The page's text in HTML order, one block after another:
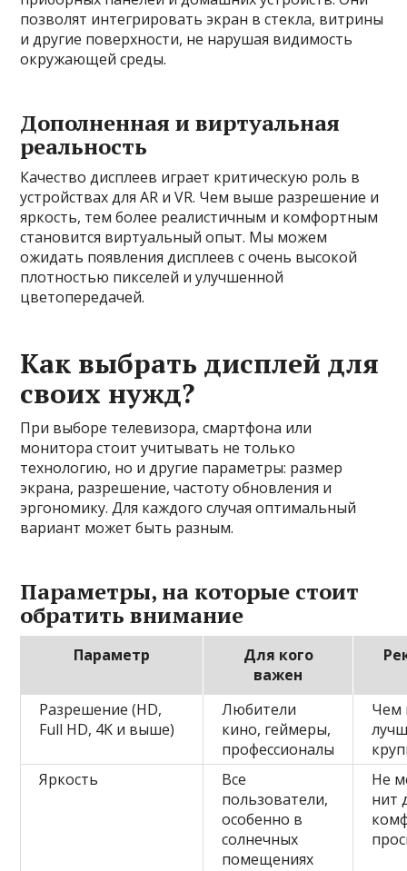
позволят интегрировать экран в стекла, витрины
и другие поверхности, не нарушая видимость
окружающей среды.
Дополненная и виртуальная
реальность
Качество дисплеев играет критическую роль в
устройствах для AR и VR. Чем выше разрешение и
яркость, тем более реалистичным и комфортным
становится виртуальный опыт. Мы можем
ожидать появления дисплеев с очень высокой
плотностью пикселей и улучшенной
цветопередачей.
Как выбрать дисплей для
своих нужд?
При выборе телевизора, смартфона или
монитора стоит учитывать не только
технологию, но и другие параметры: размер
экрана, разрешение, частоту обновления и
эргономику. Для каждого случая оптимальный
вариант может быть разным.
Параметры, на которые стоит
обратить внимание
Параметр
Для кого
важен
Разрешение (HD,
Full HD, 4K и выше)
Любители
кино, геймеры,
профессионалы
Чем
Яркость
Все
пользователи,
особенно в
солнечных
помещениях
Не
нит